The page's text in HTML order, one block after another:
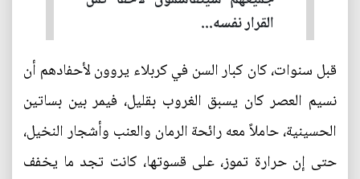
القرار نفسه...
قبل سنوات، كان كبار السن في كربلاء يروون لأحفادهم أن
نسيم العصر كان يسبق الغروب بقليل، فيمر بين بساتين
الحسينية، حاملاً معه رائحة الرمان والعنب وأشجار النخيل،
حتى إن حرارة تموز، على قسوتها، كانت تجد ما يخفف